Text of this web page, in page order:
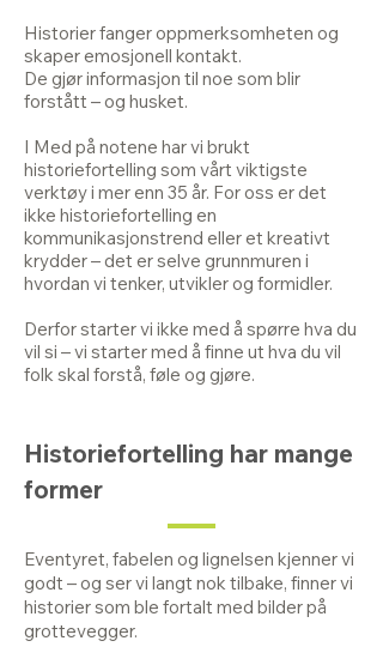
Historier fanger oppmerksomheten og
skaper emosjonell kontakt.
De gjør informasjon til noe som blir
forstått – og husket.
I Med på notene har vi brukt
historiefortelling som vårt viktigste
verktøy i mer enn 35 år. For oss er det
ikke historiefortelling en
kommunikasjonstrend eller et kreativt
krydder – det er selve grunnmuren i
hvordan vi tenker, utvikler og formidler.
Derfor starter vi ikke med å spørre hva du
vil si – vi starter med å finne ut hva du vil
folk skal forstå, føle og gjøre.
Historiefortelling har mange
former
Eventyret, fabelen og lignelsen kjenner vi
godt – og ser vi langt nok tilbake, finner vi
historier som ble fortalt med bilder på
grottevegger.